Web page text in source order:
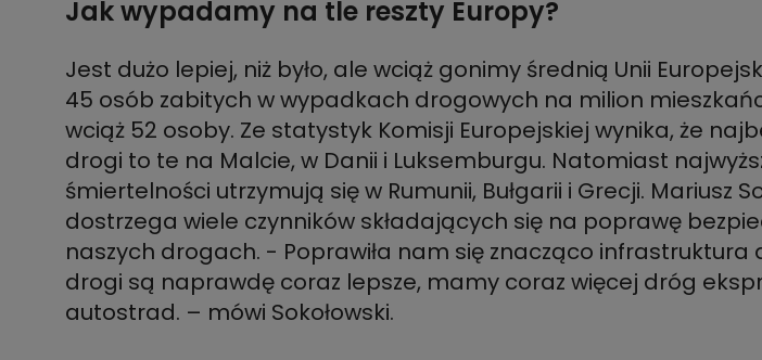
Jak wypadamy na tle reszty Europy?
Jest dużo lepiej, niż było, ale wciąż gonimy średnią Unii
45 osób zabitych w wypadkach drogowych na milion
wciąż 52 osoby. Ze statystyk Komisji Europejskiej wynika, że
drogi to te na Malcie, w Danii i Luksemburgu. Natomiast
śmiertelności utrzymują się w Rumunii, Bułgarii i Grecji. Mariusz
dostrzega wiele czynników składających się na poprawę
naszych drogach. - Poprawiła nam się znacząco infrastruktura
drogi są naprawdę coraz lepsze, mamy coraz więcej dróg